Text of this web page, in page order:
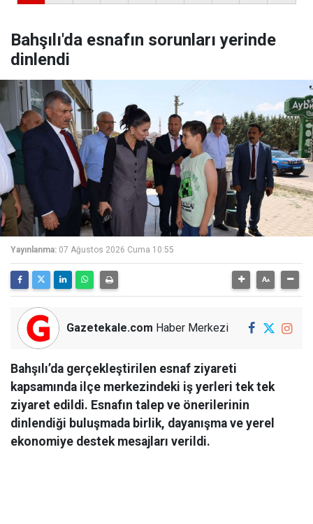
Bahşılı'da esnafın sorunları yerinde
dinlendi
Yayınlanma: 07 Ağustos 2026 Cuma 10:55
Gazetekale.com Haber Merkezi
Bahşılı’da gerçekleştirilen esnaf ziyareti
kapsamında ilçe merkezindeki iş yerleri tek tek
ziyaret edildi. Esnafın talep ve önerilerinin
dinlendiği buluşmada birlik, dayanışma ve yerel
ekonomiye destek mesajları verildi.